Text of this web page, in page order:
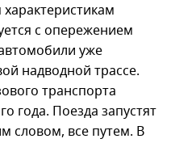
с опережением
уже
надводной трассе.
транспорта
года. Поезда запустят
словом, все путем. В